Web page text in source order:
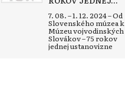
7. 08. – 1. 12. 2024 – Od
Slovenského múzea k
Múzeu vojvodinských
Slovákov – 75 rokov
jednej ustanovizne